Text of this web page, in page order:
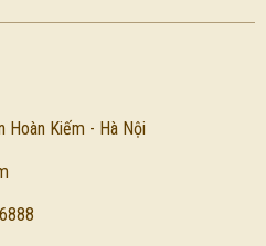
Hoàn Kiếm - Hà Nội